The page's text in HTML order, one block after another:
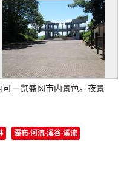
一览盛冈市内景色。夜景
瀑布·河流·溪谷·溪流